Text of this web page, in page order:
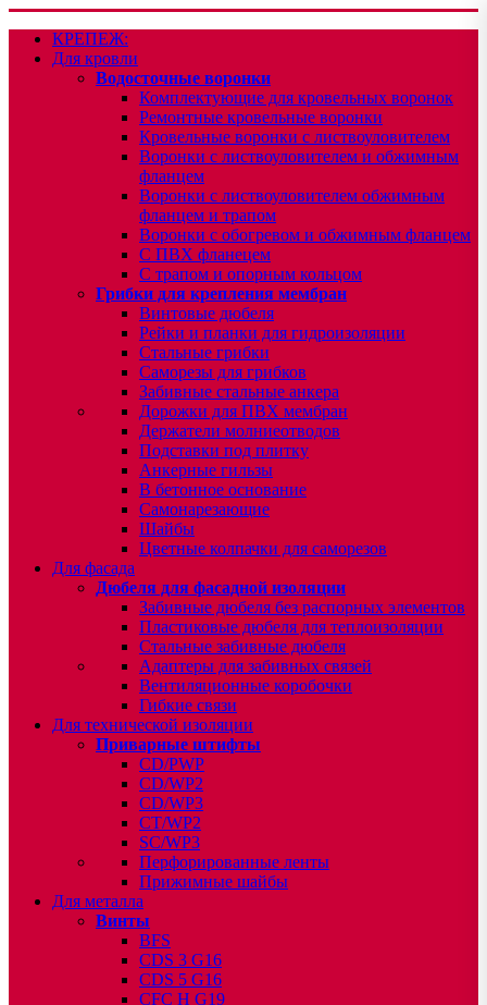
КРЕПЕЖ:
Для кровли
Водосточные воронки
Комплектующие для кровельных воронок
Ремонтные кровельные воронки
Кровельные воронки с листвоуловителем
Воронки с листвоуловителем и обжимным
фланцем
Воронки с листвоуловителем обжимным
фланцем и трапом
Воронки с обогревом и обжимным фланцем
С ПВХ фланецем
С трапом и опорным кольцом
Грибки для крепления мембран
Винтовые дюбеля
Рейки и планки для гидроизоляции
Стальные грибки
Саморезы для грибков
Забивные стальные анкера
Дорожки для ПВХ мембран
Держатели молниеотводов
Подставки под плитку
Анкерные гильзы
В бетонное основание
Самонарезающие
Шайбы
Цветные колпачки для саморезов
Для фасада
Дюбеля для фасадной изоляции
Забивные дюбеля без распорных элементов
Пластиковые дюбеля для теплоизоляции
Стальные забивные дюбеля
Адаптеры для забивных связей
Вентиляционные коробочки
Гибкие связи
Для технической изоляции
Приварные штифты
CD/PWP
CD/WP2
CD/WP3
CT/WP2
SC/WP3
Перфорированные ленты
Прижимные шайбы
Для металла
Винты
BFS
CDS 3 G16
CDS 5 G16
CFC H G19